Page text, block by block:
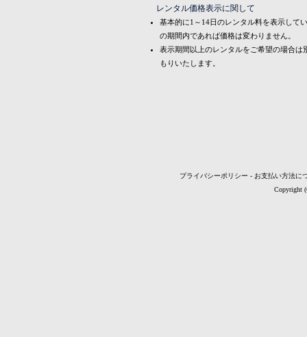
レンタル価格表示に関して
基本的に1～14日のレンタル料を表示して
の期間内であれば価格は変わりません。
表示期間以上のレンタルをご希望の場合は
もりいたします。
プライバシーポリシー - お支払い方法に
Copyright